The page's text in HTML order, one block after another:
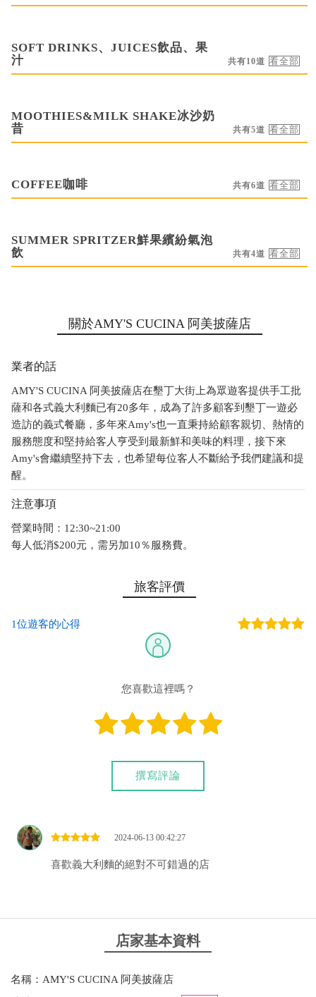
SOFT DRINKS、JUICES飲品、果
汁
共有10道
MOOTHIES&MILK SHAKE冰沙奶
昔
共有5道
COFFEE咖啡 共有6道
SUMMER SPRITZER鮮果繽紛氣泡
飲
共有4道
關於AMY'S CUCINA 阿美披薩店
業者的話
AMY'S CUCINA 阿美披薩店在墾丁大街上為眾遊客提供手工批
薩和各式義大利麵已有20多年，成為了許多顧客到墾丁一遊必
造訪的義式餐廳，多年來Amy's也一直秉持給顧客親切、熱情的
服務態度和堅持給客人亨受到最新鮮和美味的料理，接下來
Amy's會繼續堅持下去，也希望每位客人不斷給予我們建議和提
醒。
注意事項
營業時間：12:30~21:00
每人低消$200元，需另加10％服務費。
旅客評價
1位遊客的心得
您喜歡這裡嗎？
撰寫評論
2024-06-13 00:42:27
喜歡義大利麵的絕對不可錯過的店
店家基本資料
名稱：AMY'S CUCINA 阿美披薩店